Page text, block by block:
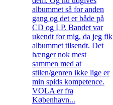
albummet så for anden
gang og det er både på
CD og LP. Bandet var
ukendt for mig, da jeg fik
albummet tilsendt. Det
hænger nok mest
sammen med at
stilen/genren ikke lige er
min spids kompetence.
VOLA er fra
København...